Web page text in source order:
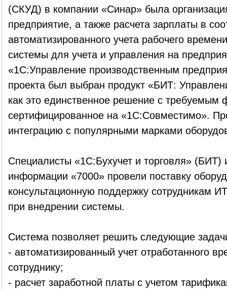
(СКУД) в компании «Синар» была
предприятие, а также расчета зарплаты в
автоматизированного учета рабочего
системы для учета и управления на
«1С:Управление производственным
проекта был выбран продукт «БИТ:
как это единственное решение с требуемым
сертифицированное на «1С:Совместимо».
интеграцию с популярными марками
Специалисты «1С:Бухучет и торговля»
информации «7000» провели поставку
консультационную поддержку сотрудникам
при внедрении системы.
Система позволяет решить следующие
- автоматизированный учет отработанного
сотруднику;
- расчет заработной платы с учетом